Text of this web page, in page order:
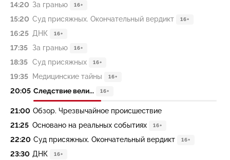
14:20 За гранью 16+
15:20 Суд присяжных. Окончательный вердикт 16+
16:25 ДНК 16+
17:35 За гранью 16+
18:35 Суд присяжных 16+
19:35 Медицинские тайны 16+
20:05 Следствие вели... 16+
21:00 Обзор. Чрезвычайное происшествие
21:25 Основано на реальных событиях 16+
22:20 Суд присяжных. Окончательный вердикт 16+
23:30 ДНК 16+